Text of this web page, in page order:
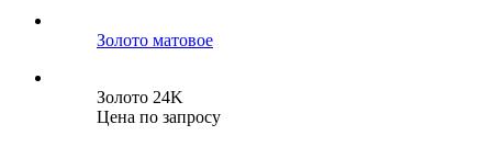
Золото матовое
Золото 24K
Цена по запросу